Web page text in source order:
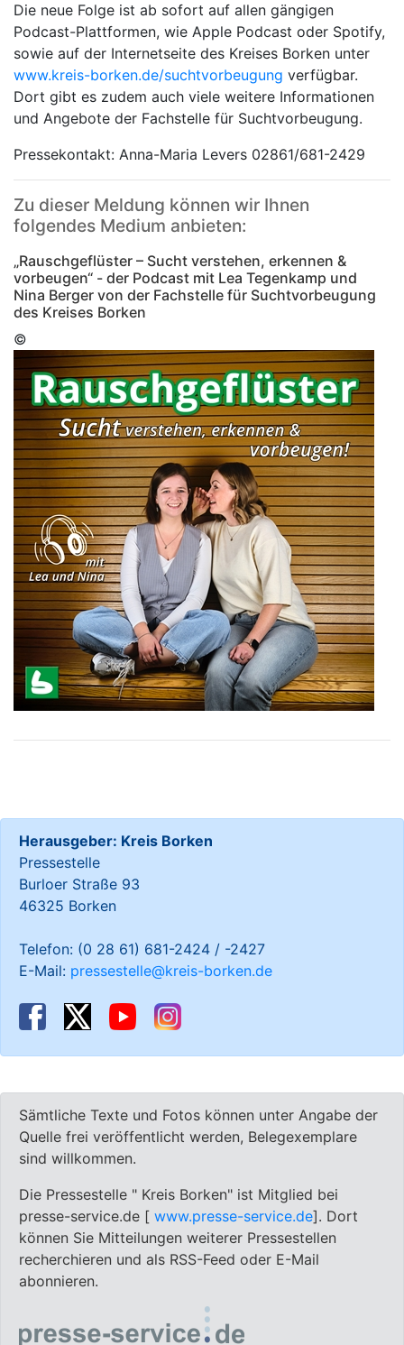
Die neue Folge ist ab sofort auf allen gängigen
Podcast-Plattformen, wie Apple Podcast oder Spotify,
sowie auf der Internetseite des Kreises Borken unter
www.kreis-borken.de/suchtvorbeugung verfügbar.
Dort gibt es zudem auch viele weitere Informationen
und Angebote der Fachstelle für Suchtvorbeugung.
Pressekontakt: Anna-Maria Levers 02861/681-2429
Zu dieser Meldung können wir Ihnen
folgendes Medium anbieten:
„Rauschgeflüster – Sucht verstehen, erkennen &
vorbeugen“ - der Podcast mit Lea Tegenkamp und
Nina Berger von der Fachstelle für Suchtvorbeugung
des Kreises Borken
©
Herausgeber: Kreis Borken
Pressestelle
Burloer Straße 93
46325 Borken
Telefon: (0 28 61) 681-2424 / -2427
E-Mail: pressestelle@kreis-borken.de
Sämtliche Texte und Fotos können unter Angabe der
Quelle frei veröffentlicht werden, Belegexemplare
sind willkommen.
Die Pressestelle " Kreis Borken" ist Mitglied bei
presse-service.de [ www.presse-service.de]. Dort
können Sie Mitteilungen weiterer Pressestellen
recherchieren und als RSS-Feed oder E-Mail
abonnieren.